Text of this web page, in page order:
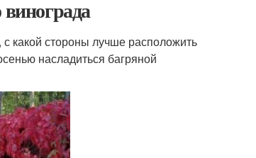
какой стороны лучше расположить
насладиться багряной